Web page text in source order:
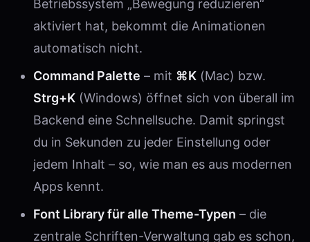
Betriebssystem „Bewegung reduzieren“
aktiviert hat, bekommt die Animationen
automatisch nicht.
Command Palette – mit ⌘K (Mac) bzw.
Strg+K (Windows) öffnet sich von überall im
Backend eine Schnellsuche. Damit springst
du in Sekunden zu jeder Einstellung oder
jedem Inhalt – so, wie man es aus modernen
Apps kennt.
Font Library für alle Theme-Typen – die
zentrale Schriften-Verwaltung gab es schon,